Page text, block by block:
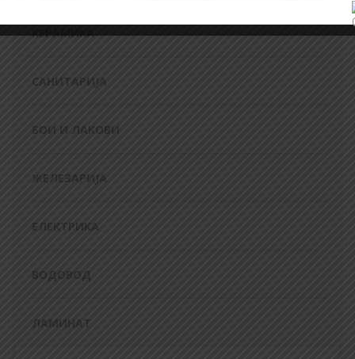
КЕРАМИКА
САНИТАРИЈА
БОИ И ЛАКОВИ
ЖЕЛЕЗАРИЈА
ЕЛЕКТРИКА
ВОДОВОД
ЛАМИНАТ